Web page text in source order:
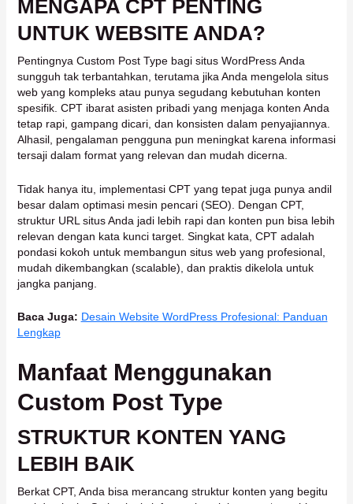
MENGAPA CPT PENTING
UNTUK WEBSITE ANDA?
Pentingnya Custom Post Type bagi situs WordPress Anda
sungguh tak terbantahkan, terutama jika Anda mengelola situs
web yang kompleks atau punya segudang kebutuhan konten
spesifik. CPT ibarat asisten pribadi yang menjaga konten Anda
tetap rapi, gampang dicari, dan konsisten dalam penyajiannya.
Alhasil, pengalaman pengguna pun meningkat karena informasi
tersaji dalam format yang relevan dan mudah dicerna.
Tidak hanya itu, implementasi CPT yang tepat juga punya andil
besar dalam optimasi mesin pencari (SEO). Dengan CPT,
struktur URL situs Anda jadi lebih rapi dan konten pun bisa lebih
relevan dengan kata kunci target. Singkat kata, CPT adalah
pondasi kokoh untuk membangun situs web yang profesional,
mudah dikembangkan (scalable), dan praktis dikelola untuk
jangka panjang.
Baca Juga: Desain Website WordPress Profesional: Panduan
Lengkap
Manfaat Menggunakan
Custom Post Type
STRUKTUR KONTEN YANG
LEBIH BAIK
Berkat CPT, Anda bisa merancang struktur konten yang begitu